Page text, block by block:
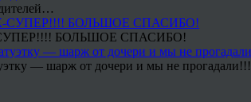
БОЛЬШОЕ СПАСИБО!
— шарж от дочери и мы не прогадали!!!